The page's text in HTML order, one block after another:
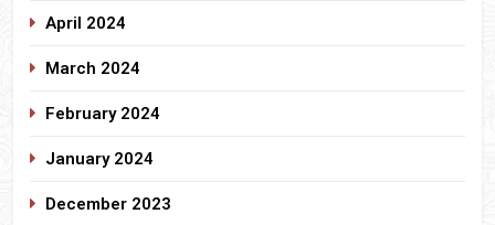
April 2024
March 2024
February 2024
January 2024
December 2023